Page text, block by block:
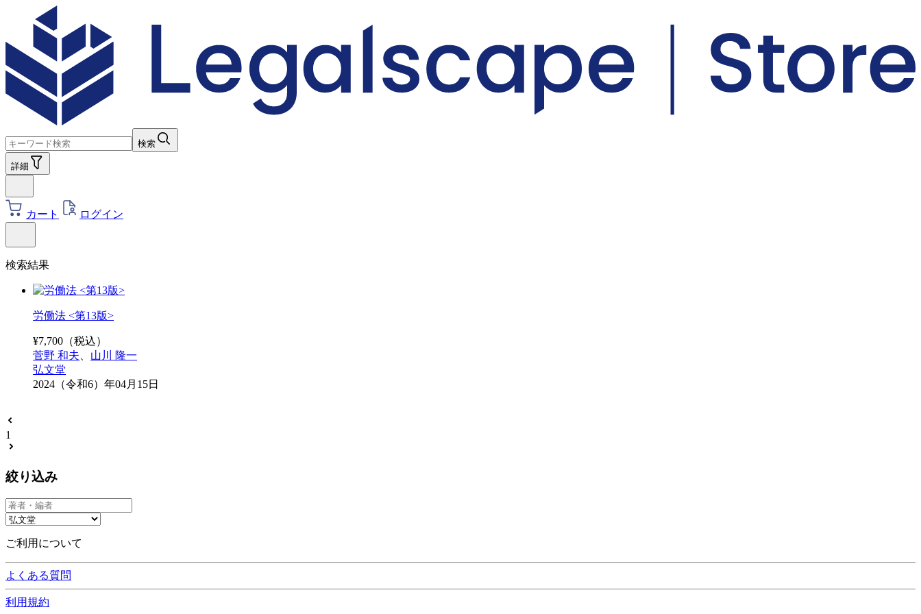
検索
詳細
カート ログイン
検索結果
労働法 <第13版>
¥7,700 （税込）
菅野 和夫
山川 隆一
弘文堂
2024（令和6）年04月15日
1
絞り込み
ご利用について
よくある質問
利用規約